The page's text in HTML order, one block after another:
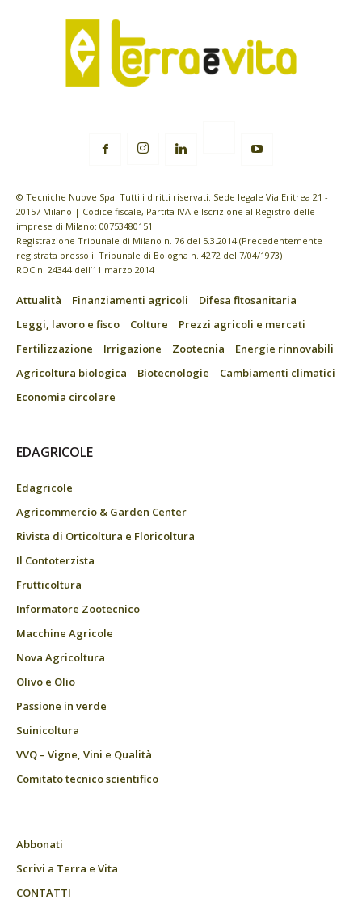
© Tecniche Nuove Spa. Tutti i diritti riservati. Sede legale Via Eritrea 21 -
20157 Milano | Codice fiscale, Partita IVA e Iscrizione al Registro delle
imprese di Milano: 00753480151
Registrazione Tribunale di Milano n. 76 del 5.3.2014 (Precedentemente
registrata presso il Tribunale di Bologna n. 4272 del 7/04/1973)
ROC n. 24344 dell’11 marzo 2014
Attualità Finanziamenti agricoli
Difesa fitosanitaria
Leggi, lavoro e fisco
Colture
Prezzi agricoli e mercati
Fertilizzazione
Irrigazione Zootecnia
Energie rinnovabili
Agricoltura biologica
Biotecnologie
Cambiamenti climatici
Economia circolare
EDAGRICOLE
Edagricole
Agricommercio & Garden Center
Rivista di Orticoltura e Floricoltura
Il Contoterzista
Frutticoltura
Informatore Zootecnico
Macchine Agricole
Nova Agricoltura
Olivo e Olio
Passione in verde
Suinicoltura
VVQ – Vigne, Vini e Qualità
Comitato tecnico scientifico
Abbonati
Scrivi a Terra e Vita
CONTATTI